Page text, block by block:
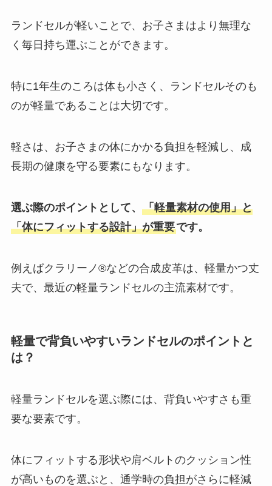
ランドセルが軽いことで、お子さまはより無理な
く毎日持ち運ぶことができます。
特に1年生のころは体も小さく、ランドセルそのも
のが軽量であることは大切です。
軽さは、お子さまの体にかかる負担を軽減し、成
長期の健康を守る要素にもなります。
選ぶ際のポイントとして、 「軽量素材の使用」と
「体にフィットする設計」が重要です。
例えばクラリーノ®などの合成皮革は、軽量かつ丈
夫で、最近の軽量ランドセルの主流素材です。
軽量で背負いやすいランドセルのポイントと
は？
軽量ランドセルを選ぶ際には、背負いやすさも重
要な要素です。
体にフィットする形状や肩ベルトのクッション性
が高いものを選ぶと、通学時の負担がさらに軽減